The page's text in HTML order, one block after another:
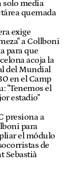
solo media
quemada
exige
a Collboni
para que
acoja la
del Mundial
en el Camp
"Tenemos el
estadio"
presiona a
para
el módulo
de
Sebastià